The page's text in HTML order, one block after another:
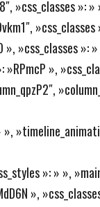
»css_classes »:
»css_classes
»,
»: » »,
»,